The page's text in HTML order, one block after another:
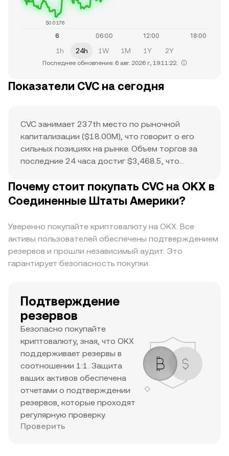
$0.0176
1h 24h 1W 1M 1Y 2Y
Последнее обновление: 6 авг. 2026 г., 19:11:22.
Показатели CVC на сегодня
CVC занимает 237th место по рыночной
капитализации ($18.00M), что говорит о его
сильных позициях на рынке. Объем торгов за
последние 24 часа достиг $3,468.5, что
продавцов. Исторический максимум $1.6
служит ориентиром для текущего движения
цены и потенциального роста. Сочетание
высокого уровня рыночной капитализации,
значительного ежедневного объема торгов и
высокого исторического максимума говорит о
том, что это крупный актив с высокой
Почему стоит покупать CVC на OKX в
Соединенные Штаты Америки?
Уверенно покупайте криптовалюту на OKX. Все
активы пользователей обеспечены подтверждением
резервов и прошли независимый аудит. Это
гарантирует безопасность покупки.
Подтверждение
резервов
Безопасно покупайте
криптовалюту, зная, что OKX
поддерживает резервы в
соотношении 1:1. Защита
ваших активов обеспечена
отчетами о подтверждении
резервов, которые проходят
регулярную проверку.
Проверить